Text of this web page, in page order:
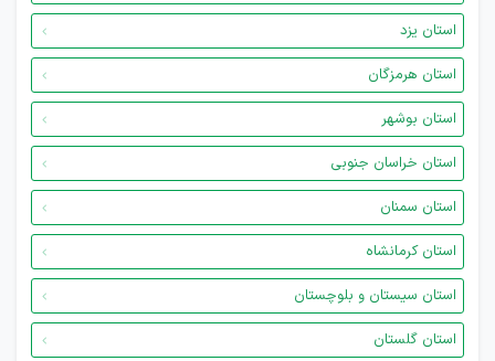
استان یزد
استان هرمزگان
استان بوشهر
استان خراسان جنوبی
استان سمنان
استان کرمانشاه
استان سیستان و بلوچستان
استان گلستان